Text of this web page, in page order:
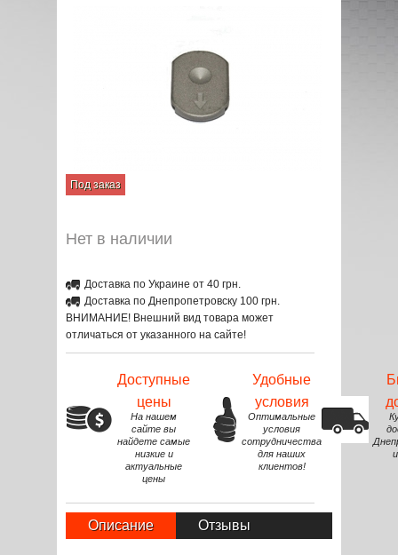
Под заказ
Нет в наличии
Доставка по Украине от 40 грн.
Доставка по Днепропетровску 100 грн.
ВНИМАНИЕ! Внешний вид товара может
отличаться от указанного на сайте!
Доступные
цены
На нашем
сайте вы
найдете самые
низкие и
актуальные
цены
Удобные
условия
Оптимальные
условия
сотрудничества
для наших
клиентов!
Описание Отзывы